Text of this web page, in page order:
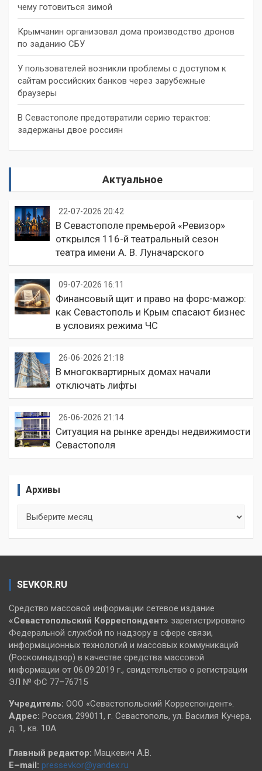
чему готовиться зимой
Крымчанин организовал дома производство дронов
по заданию СБУ
У пользователей возникли проблемы с доступом к
сайтам российских банков через зарубежные
браузеры
В Севастополе предотвратили серию терактов:
задержаны двое россиян
Актуальное
22-07-2026 20:42
В Севастополе премьерой «Ревизор»
открылся 116-й театральный сезон
театра имени А. В. Луначарского
09-07-2026 16:11
Финансовый щит и право на форс-мажор:
как Севастополь и Крым спасают бизнес
в условиях режима ЧС
26-06-2026 21:18
В многоквартирных домах начали
отключать лифты
26-06-2026 21:14
Ситуация на рынке аренды недвижимости
Севастополя
Архивы
SEVKOR.RU
Средство массовой информации сетевое издание
«Севастопольский Корреспондент» зарегистрировано
Федеральной службой по надзору в сфере связи,
информационных технологий и массовых коммуникаций
(Роскомнадзор) в качестве средства массовой
информации от 06.09.2019 г., свидетельство о регистрации
ЭЛ № ФС 77–76715
Учредитель: ООО «Севастопольский Корреспондент».
Адрес: Россия, 299011, г. Севастополь, ул. Василия Кучера,
д. 1, кв. 10А
Главный редактор: Мацкевич А.В.
E–mail: pressevkor@yandex.ru